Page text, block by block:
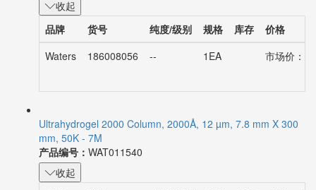
收起
品牌
货号 纯度/级别 规格 库存
价格
Waters
186008056 -- 1EA 市场价：
Ultrahydrogel 2000 Column, 2000Å, 12 µm, 7.8 mm X 300
mm, 50K - 7M
产品编号： WAT011540
收起